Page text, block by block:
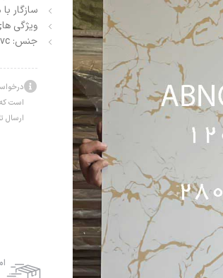
سازگار
ویژگی
جنس: pvc و پودرسنگ
است
ارسال تا 10 روز کاری میباشد